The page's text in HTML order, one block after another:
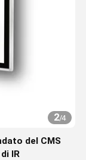
2/4
del CMS
IR